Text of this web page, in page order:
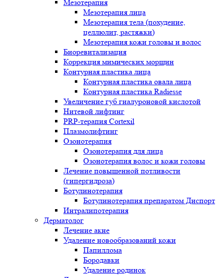
Мезотерапия
Мезотерапия лица
Мезотерапия тела (похудение,
целлюлит, растяжки)
Мезотерапия кожи головы и волос
Биоревитализация
Коррекция мимических морщин
Контурная пластика лица
Контурная пластика овала лица
Контурная пластика Radiesse
Увеличение губ гиалуроновой кислотой
Нитевой лифтинг
PRP-терапия Cortexil
Плазмолифтинг
Озонотерапия
Озонотерапия для лица
Озонотерапия волос и кожи головы
Лечение повышенной потливости
(гипергидроза)
Ботулинотерапия
Ботулинотерапия препаратом Диспорт
Интралипотерапия
Дерматолог
Лечение акне
Удаление новообразований кожи
Папиллома
Бородавки
Удаление родинок